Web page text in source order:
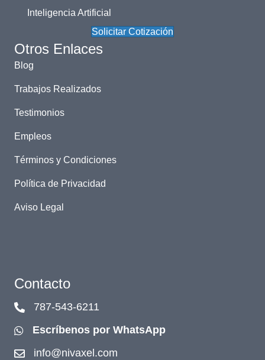
Inteligencia Artificial
Solicitar Cotización
Otros Enlaces
Blog
Trabajos Realizados
Testimonios
Empleos
Términos y Condiciones
Política de Privacidad
Aviso Legal
Contacto
787-543-6211
Escríbenos por WhatsApp
info@nivaxel.com